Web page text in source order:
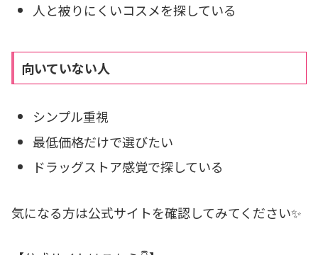
人と被りにくいコスメを探している
向いていない人
シンプル重視
最低価格だけで選びたい
ドラッグストア感覚で探している
気になる方は公式サイトを確認してみてください✨